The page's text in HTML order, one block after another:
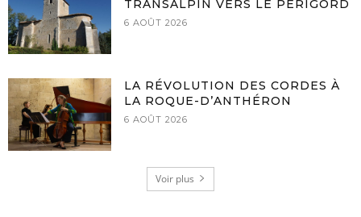
TRANSALPIN VERS LE PÉRIGORD
6 AOÛT 2026
LA RÉVOLUTION DES CORDES À
LA ROQUE-D’ANTHÉRON
6 AOÛT 2026
Voir plus